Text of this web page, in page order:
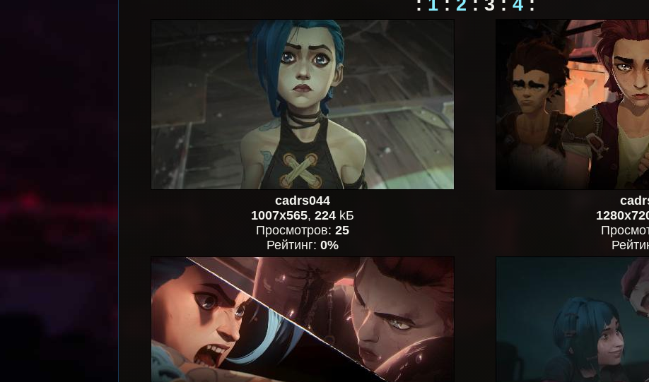
cadrs044
1007x565, 224 kБ
Просмотров: 25
Рейтинг: 0%